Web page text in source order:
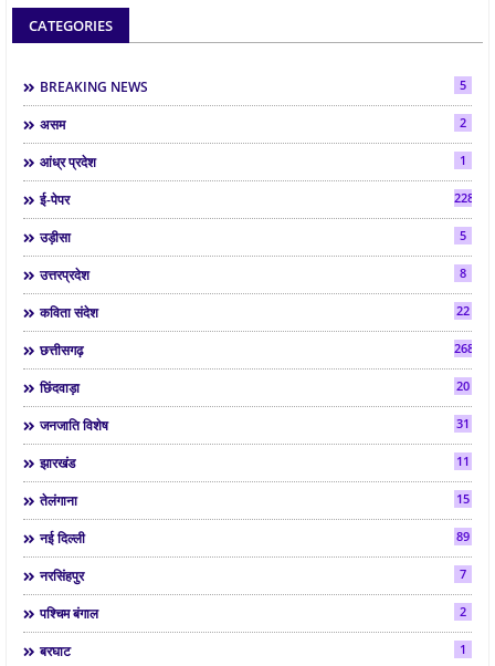
CATEGORIES
BREAKING NEWS 5
असम 2
आंध्र प्रदेश 1
ई-पेपर 2286
उड़ीसा 5
उत्तरप्रदेश 8
कविता संदेश 22
छत्तीसगढ़ 268
छिंदवाड़ा 20
जनजाति विशेष 31
झारखंड 11
तेलंगाना 15
नई दिल्ली 89
नरसिंहपुर 7
पश्चिम बंगाल 2
बरघाट 1